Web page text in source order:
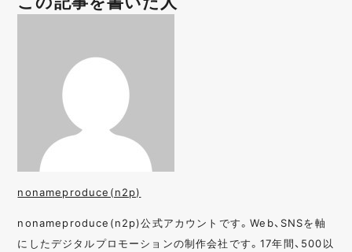
nonameproduce(n2p)
nonameproduce(n2p)公式アカウントです。Web、SNSを軸
にしたデジタルプロモーションの制作会社です。17年間、500以